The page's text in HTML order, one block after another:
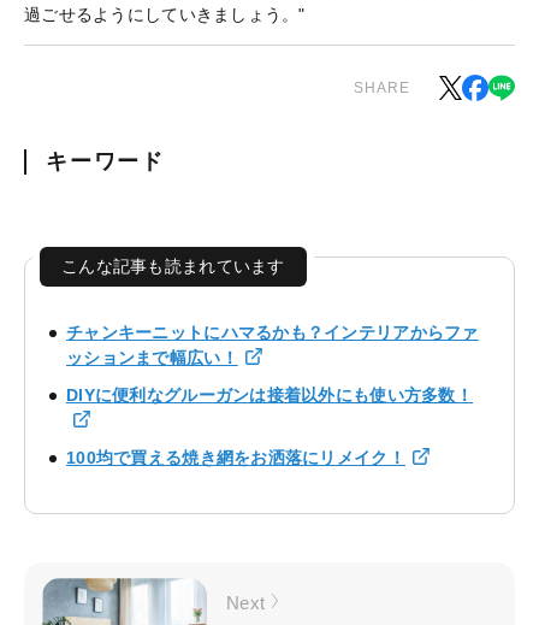
過ごせるようにしていきましょう。"
SHARE
キーワード
こんな記事も読まれています
チャンキーニットにハマるかも？インテリアからファ
ッションまで幅広い！
DIYに便利なグルーガンは接着以外にも使い方多数！
100均で買える焼き網をお洒落にリメイク！
Next